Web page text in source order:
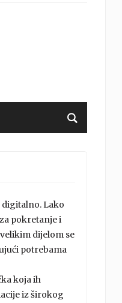
digitalno. Lako
pokretanje i
dijelom se
potrebama
koja ih
iz širokog